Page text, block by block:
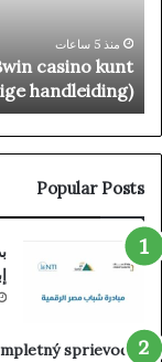
kunt
claimen
(Volledige
handleiding)
منذ 5 ساعات
casino kunt
handleiding)
Popular Posts
sprievodca